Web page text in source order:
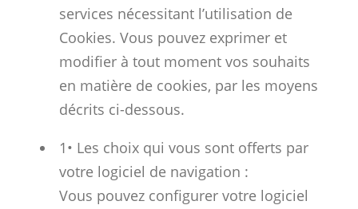
services nécessitant l’utilisation de
Cookies. Vous pouvez exprimer et
modifier à tout moment vos souhaits
en matière de cookies, par les moyens
décrits ci-dessous.
1• Les choix qui vous sont offerts par
votre logiciel de navigation :
Vous pouvez configurer votre logiciel